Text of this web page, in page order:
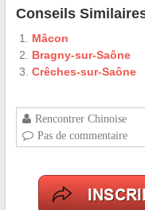
Conseils
Mâcon
Bragny-sur-Saône
Crêches-sur-Saône
Rencontrer Chinoise
Pas de commentaire